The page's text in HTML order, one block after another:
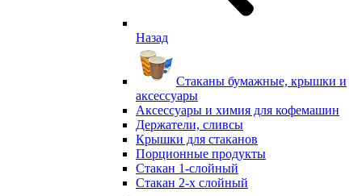
Назад
Стаканы бумажные, крышки и
аксессуары
Аксессуары и химия для кофемашин
Держатели, сливсы
Крышки для стаканов
Порционные продукты
Стакан 1-слойный
Стакан 2-х слойный